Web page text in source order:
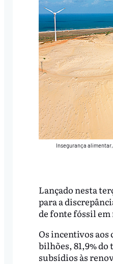
Insegurança
Lançado nesta
para a
de fonte fóssil em
Os incentivos aos
bilhões, 81,9%
subsídios às